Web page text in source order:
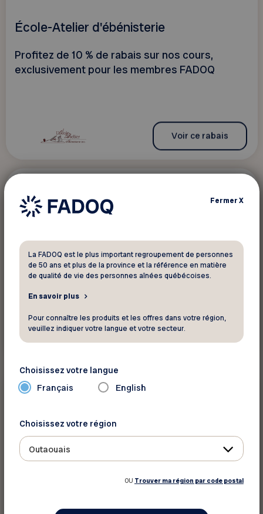
École-Atelier d'ébénisterie
Profitez de 10 % de rabais sur nos cours,
exclusivement pour les membres FADOQ
Voir ce rabais
Rabais de 10 % sur l'ensemble des activités,
sauf les projections du Ciné-Club.
Sport - Loisir - Culture
Festival du film de l’Outaouais (FFO)
Là où brillent le meilleur du cinéma.
FermerX
La FADOQ est le plus important regroupement de personnes
de 50 ans et plus de la province et la référence en matière
de qualité de vie des personnes aînées québécoises.
En savoir plus
Pour connaître les produits et les offres dans votre région,
veuillez indiquer votre langue et votre secteur.
Choisissez votre langue
Français English
Choisissez votre région
Outaouais
OU Trouver ma région par code postal